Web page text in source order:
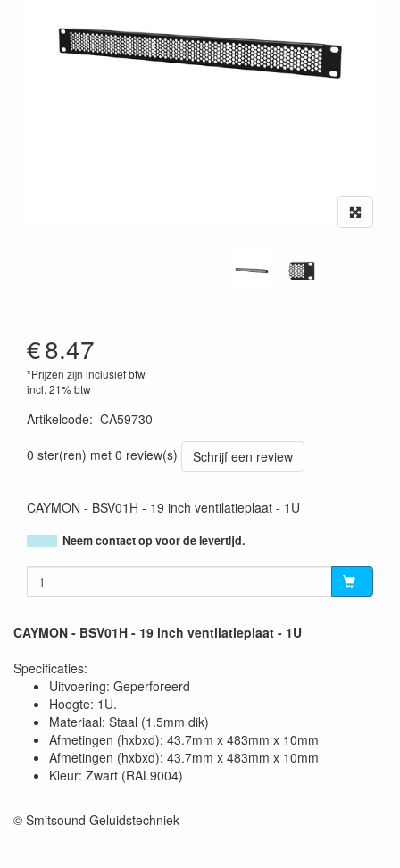
€8.47
*Prijzen zijn inclusief btw
incl. 21% btw
Artikelcode: CA59730
0 ster(ren) met 0 review(s)
Schrijf een review
CAYMON - BSV01H - 19 inch ventilatieplaat - 1U
Neem contact op voor de levertijd.
CAYMON - BSV01H - 19 inch ventilatieplaat - 1U
Specificaties:
Uitvoering: Geperforeerd
Hoogte: 1U.
Materiaal: Staal (1.5mm dik)
Afmetingen (hxbxd): 43.7mm x 483mm x 10mm
Afmetingen (hxbxd): 43.7mm x 483mm x 10mm
Kleur: Zwart (RAL9004)
© Smitsound Geluidstechniek